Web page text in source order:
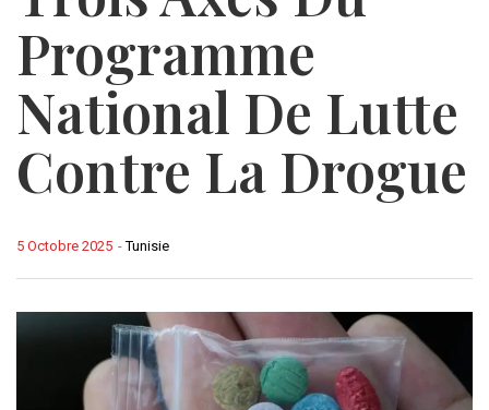
Programme
National De Lutte
Contre La Drogue
-Tunisie
5 Octobre 2025